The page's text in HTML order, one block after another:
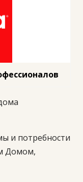
и потребности
Домом,